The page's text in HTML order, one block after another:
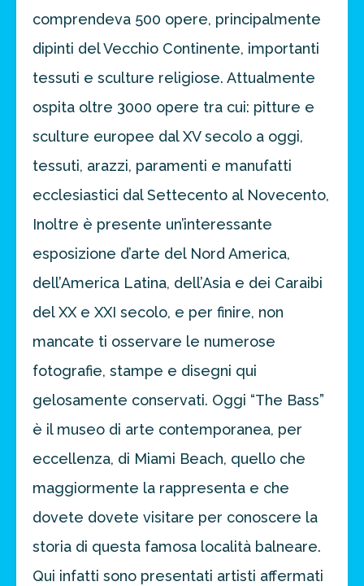
comprendeva 500 opere, principalmente
dipinti del Vecchio Continente, importanti
tessuti e sculture religiose. Attualmente
ospita oltre 3000 opere tra cui: pitture e
sculture europee dal XV secolo a oggi,
tessuti, arazzi, paramenti e manufatti
ecclesiastici dal Settecento al Novecento,
Inoltre è presente un’interessante
esposizione d’arte del Nord America,
dell’America Latina, dell’Asia e dei Caraibi
del XX e XXI secolo, e per finire, non
mancate ti osservare le numerose
fotografie, stampe e disegni qui
gelosamente conservati. Oggi “The Bass”
è il museo di arte contemporanea, per
eccellenza, di Miami Beach, quello che
maggiormente la rappresenta e che
dovete dovete visitare per conoscere la
storia di questa famosa località balneare.
Qui infatti sono presentati artisti affermati